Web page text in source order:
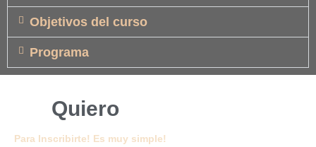
Objetivos del curso
Programa
Quiero
Para Inscribirte! Es muy simple!